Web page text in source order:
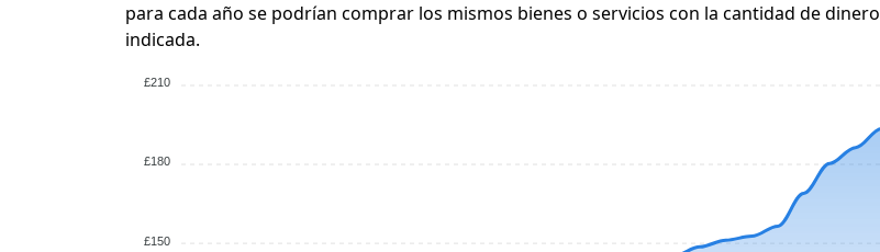
para cada año se podrían comprar los mismos bienes o servicios con la cantidad de dinero
indicada.
£210
£180
£150